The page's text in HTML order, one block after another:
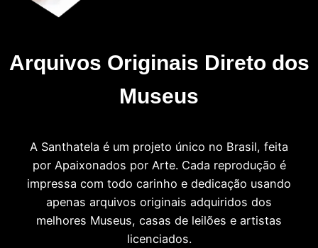
Arquivos Originais Direto dos
Museus
A Santhatela é um projeto único no Brasil, feita
por Apaixonados por Arte. Cada reprodução é
impressa com todo carinho e dedicação usando
apenas arquivos originais adquiridos dos
melhores Museus, casas de leilões e artistas
licenciados.